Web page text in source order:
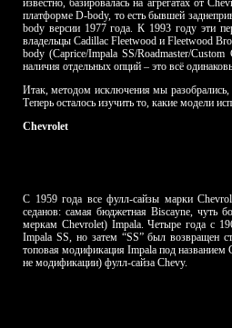
известно, базировалась на агрегатах от
платформе D-body, то есть бывшей
body версии 1977 года. К 1993 году эти
владельцы Cadillac Fleetwood и Fleetwood
body (Caprice/Impala SS/Roadmaster/
наличия отдельных опций – это всё
Итак, методом исключения мы
Теперь осталось изучить то, какие модели
Chevrolet
С 1959 года все фулл-сайзы марки
седанов: самая бюджетная Biscayne, чуть
меркам Chevrolet) Impala. Четыре года с
Impala SS, но затем “SS” был возвращен
топовая модификация Impala под названием
не модификации) фулл-сайза Chevy.